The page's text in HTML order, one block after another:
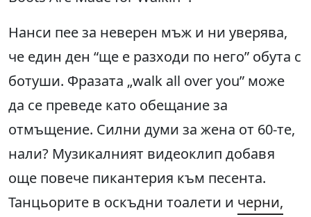
Нанси пее за неверен мъж и ни уверява,
че един ден “ще е разходи по него” обута с
ботуши. Фразата „walk all over you” може
да се преведе като обещание за
отмъщение. Силни думи за жена от 60-те,
нали? Музикалният видеоклип добавя
още повече пикантерия към песента.
Танцьорите в оскъдни тоалети и черни,